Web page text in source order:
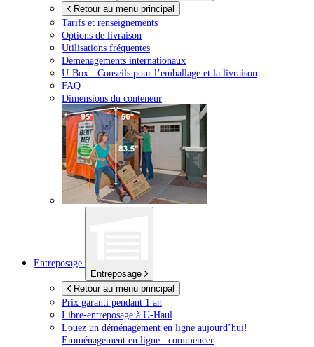
Retour au menu principal
Tarifs et renseignements
Options de livraison
Utilisations fréquentes
Déménagements internationaux
U-Box - Conseils pour l’emballage et la livraison
FAQ
Dimensions du conteneur
Entreposage
Entreposage
Retour au menu principal
Prix garanti pendant 1 an
Libre-entreposage à U-Haul
Louez un déménagement en ligne aujourd’hui!
Emménagement en ligne : commencer